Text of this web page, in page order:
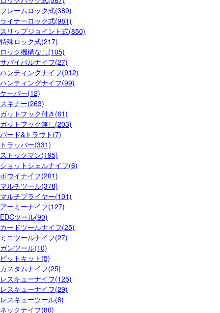
フレームロック式(389)
ライナーロック式(981)
スリップジョイント式(850)
特殊ロック式(217)
ロック機構なし(105)
サバイバルナイフ(27)
ハンティングナイフ(912)
ハンティングナイフ(99)
ケーパー(12)
スキナー(263)
ガットフック付き(61)
ガットフック無し(203)
バード&トラウト(7)
トラッパー(331)
ストックマン(195)
ショットシェルナイフ(6)
ボウイナイフ(201)
マルチツール(378)
マルチプライヤー(101)
アーミーナイフ(127)
EDCツール(90)
カードツールナイフ(25)
ミニツールナイフ(27)
ガンツール(10)
ビットキット(5)
カスタムナイフ(25)
レスキューナイフ(125)
レスキューナイフ(29)
レスキューツール(8)
ネックナイフ(80)